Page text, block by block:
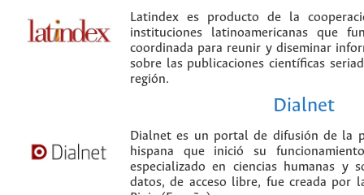
Latindex es producto de la
instituciones latinoamericanas que
coordinada para reunir y diseminar
sobre las publicaciones científicas
región.
Dialnet
Dialnet es un portal de difusión de la
hispana que inició su
especializado en ciencias humanas y
datos, de acceso libre, fue creada por